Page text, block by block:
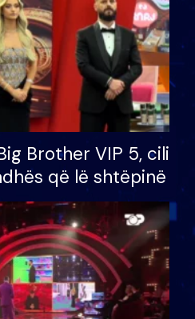
Brother VIP 5, cili
që lë shtëpinë